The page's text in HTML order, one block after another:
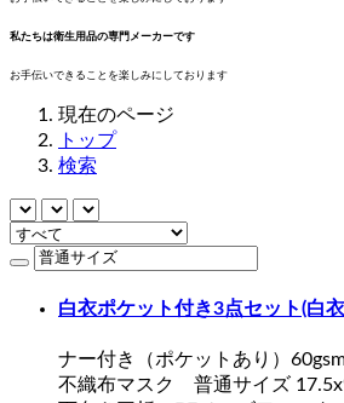
私たちは衛生用品の専門メーカーです
お手伝いできることを楽しみにしております
現在のページ
トップ
検索
白衣ポケット付き3点セット(白
ナー付き（ポケットあり）
不織布マスク 普通サイズ